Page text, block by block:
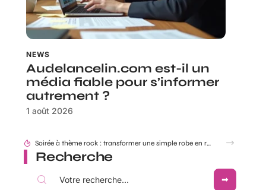
NEWS
Audelancelin.com est-il un
média fiable pour s’informer
autrement ?
1 août 2026
Soirée à thème rock : transformer une simple robe en robe Rock and Roll
Recherche